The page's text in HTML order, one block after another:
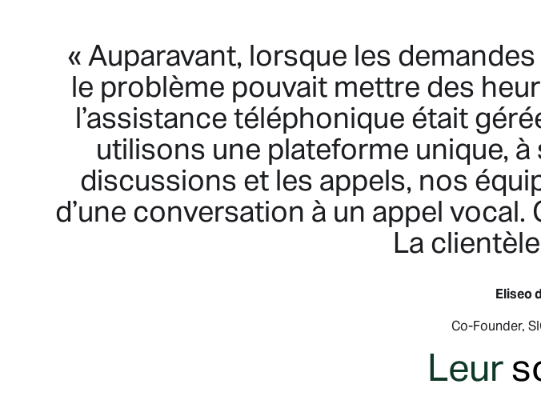
« Auparavant, lorsque les
le problème pouvait mettre des
l’assistance téléphonique était
utilisons une plateforme unique,
discussions et les appels, nos
d’une conversation à un appel
La
Eliseo
Co-Founder,
Leur